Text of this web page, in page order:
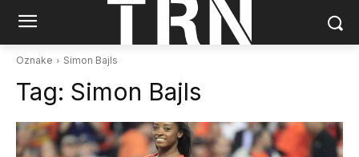
Oznake Simon Bajls
Tag: Simon Bajls